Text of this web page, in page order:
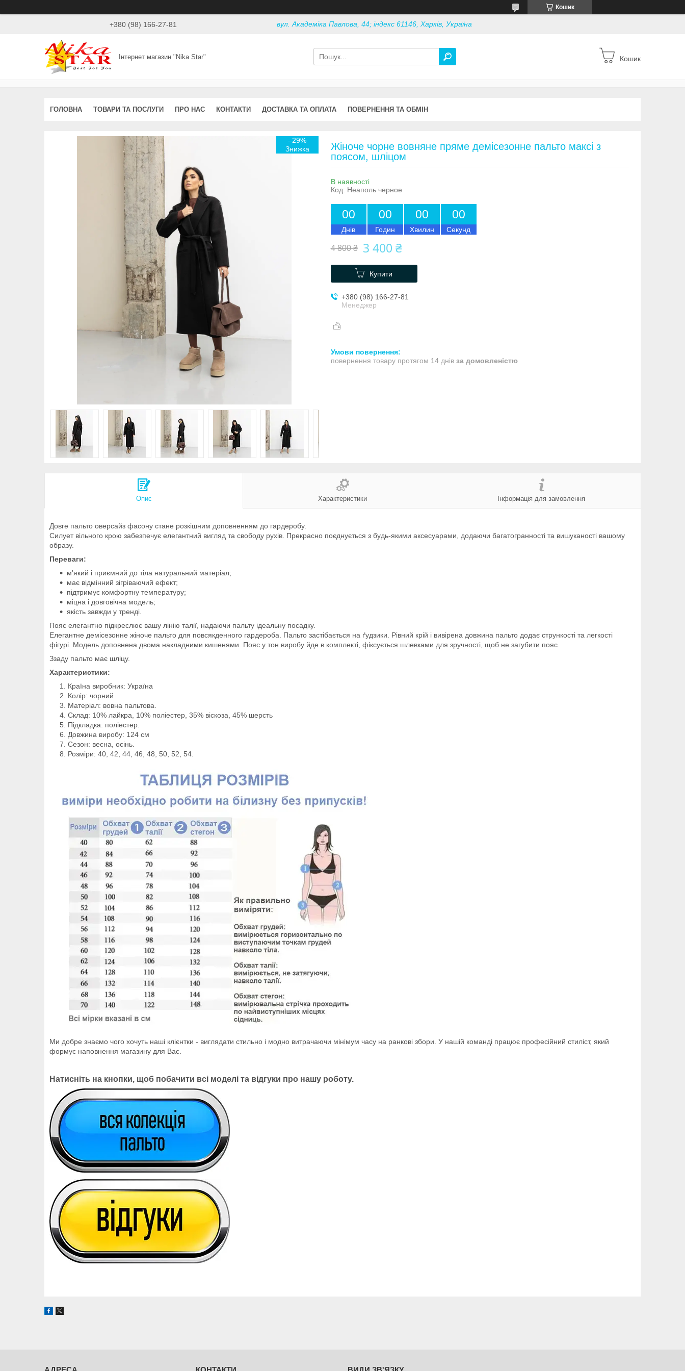
Кошик
+380 (98) 166-27-81 вул. Академіка Павлова, 44; індекс 61146, Харків, Україна
Інтернет магазин "Nika Star" Кошик
ГОЛОВНА ТОВАРИ ТА ПОСЛУГИ ПРО НАС КОНТАКТИ ДОСТАВКА ТА ОПЛАТА ПОВЕРНЕННЯ ТА ОБМІН
–29%
Жіноче чорне вовняне пряме демісезонне пальто максі з
поясом, шліцом
В наявності
Код: Неаполь черное
00
Днів
00
Годин
00
Хвилин
00
Секунд
4 800 ₴ 3 400 ₴
Купити
+380 (98) 166-27-81
Менеджер
повернення товару протягом 14 днів за домовленістю
Опис Характеристики Інформація для замовлення
Довге пальто оверсайз фасону стане розкішним доповненням до гардеробу.
Силует вільного крою забезпечує елегантний вигляд та свободу рухів. Прекрасно поєднується з будь-якими аксесуарами, додаючи багатогранності та вишуканості вашому
образу.
Переваги:
м'який і приємний до тіла натуральний матеріал;
має відмінний зігріваючий ефект;
підтримує комфортну температуру;
міцна і довговічна модель;
якість завжди у тренді.
Пояс елегантно підкреслює вашу лінію талії, надаючи пальту ідеальну посадку.
Елегантне демісезонне жіноче пальто для повсякденного гардероба. Пальто застібається на ґудзики. Рівний крій і вивірена довжина пальто додає стрункості та легкості
фігурі. Модель доповнена двома накладними кишенями. Пояс у тон виробу йде в комплекті, фіксується шлевками для зручності, щоб не загубити пояс.
Ззаду пальто має шліцу.
Характеристики:
Країна виробник: Україна
Колір: чорний
Матеріал: вовна пальтова.
Склад: 10% лайкра, 10% поліестер, 35% віскоза, 45% шерсть
Підкладка: поліестер.
Довжина виробу: 124 см
Сезон: весна, осінь.
Розміри: 40, 42, 44, 46, 48, 50, 52, 54.
Ми добре знаємо чого хочуть наші клієнтки - виглядати стильно і модно витрачаючи мінімум часу на ранкові збори. У нашій команді працює професійний стиліст, який
формує наповнення магазину для Вас.
Натисніть на кнопки, щоб побачити всі моделі та відгуки про нашу роботу.